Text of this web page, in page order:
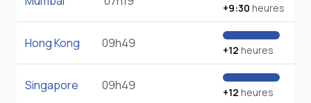
Hong Kong 09h49 +12heures
Singapore 09h49 +12heures